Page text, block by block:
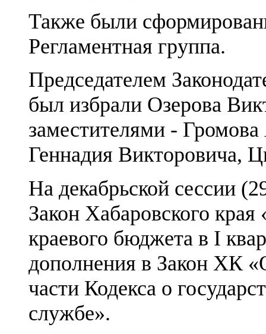
Также были
Регламентная группа.
Председателем
был избрали Озерова
заместителями -
Геннадия Викторовича,
На декабрьской сессии
Закон Хабаровского
краевого бюджета в I
дополнения в Закон ХК
части Кодекса о
службе».